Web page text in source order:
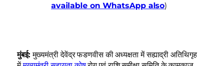
available on WhatsApp also)
मुंबई:मुख्यमंत्री देवेंद्र फडणवीस की अध्यक्षता में सह्याद्री अतिथिगृह